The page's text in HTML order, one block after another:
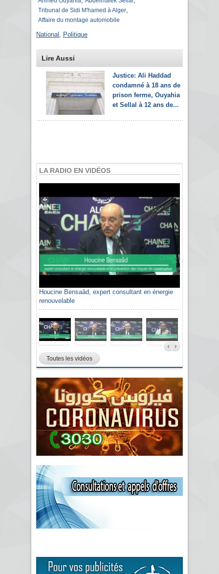
Tribunal de Sidi M'hamed à Alger
Affaire du montage automobile
National Politique
Lire Aussi
Justice: Ali Haddad
condamné à 18 ans de
prison ferme, Ouyahia
et Sellal à 12 ans de...
LA RADIO EN VIDÉOS
Houcine Bensaâd, expert consultant en énergie
renouvelable
Toutes les vidéos